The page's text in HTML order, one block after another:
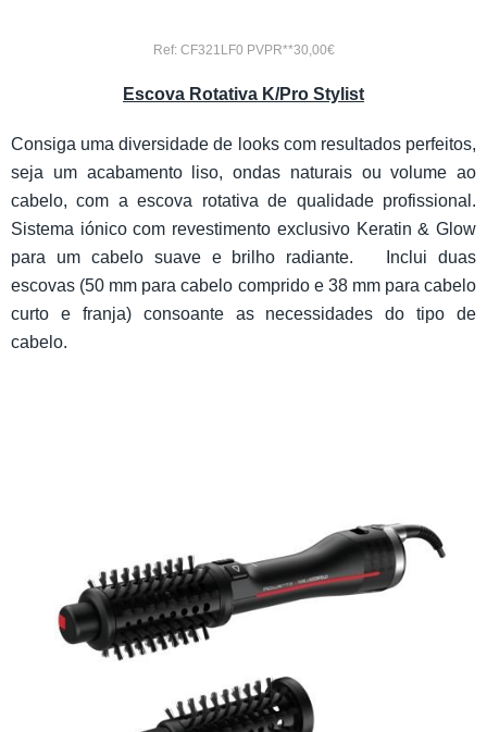
Ref: CF321LF0 PVPR**30,00€
Escova Rotativa K/Pro Stylist
Consiga uma diversidade de looks com resultados perfeitos,
seja um acabamento liso, ondas naturais ou volume ao
cabelo, com a escova rotativa de qualidade profissional.
Sistema iónico com revestimento exclusivo Keratin & Glow
para um cabelo suave e brilho radiante. Inclui duas
escovas (50 mm para cabelo comprido e 38 mm para cabelo
curto e franja) consoante as necessidades do tipo de
cabelo.